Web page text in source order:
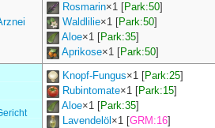
Rosmarin×1 [Park:50]
Waldlilie×1 [Park:50]
Aloe×1 [Park:35]
Aprikose×1 [Park:50]
Knopf-Fungus×1 [Park:25]
Rubintomate×1 [Park:15]
Aloe×1 [Park:35]
Lavendelöl ×1 [GRM:16]